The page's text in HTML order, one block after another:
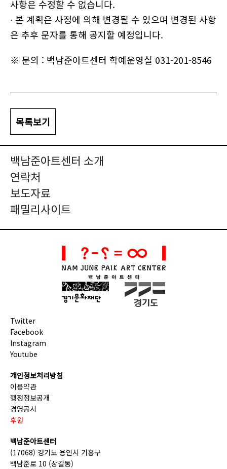
사항은 수정할 수 없습니다.
∙ 본 계획은 사정에 의해 변경될 수 있으며 변경된 사항
은 추후 문자를 통해 공지할 예정입니다.
※ 문의 : 백남준아트센터 학예운영실 031-201-8546
목록보기
백남준아트센터 소개
연락처
보도자료
패밀리사이트
Twitter
Facebook
Instagram
Youtube
개인정보처리방침
이용약관
행정정보공개
경영공시
후원
백남준아트센터
(17068) 경기도 용인시 기흥구
백남준로 10 (상갈동)